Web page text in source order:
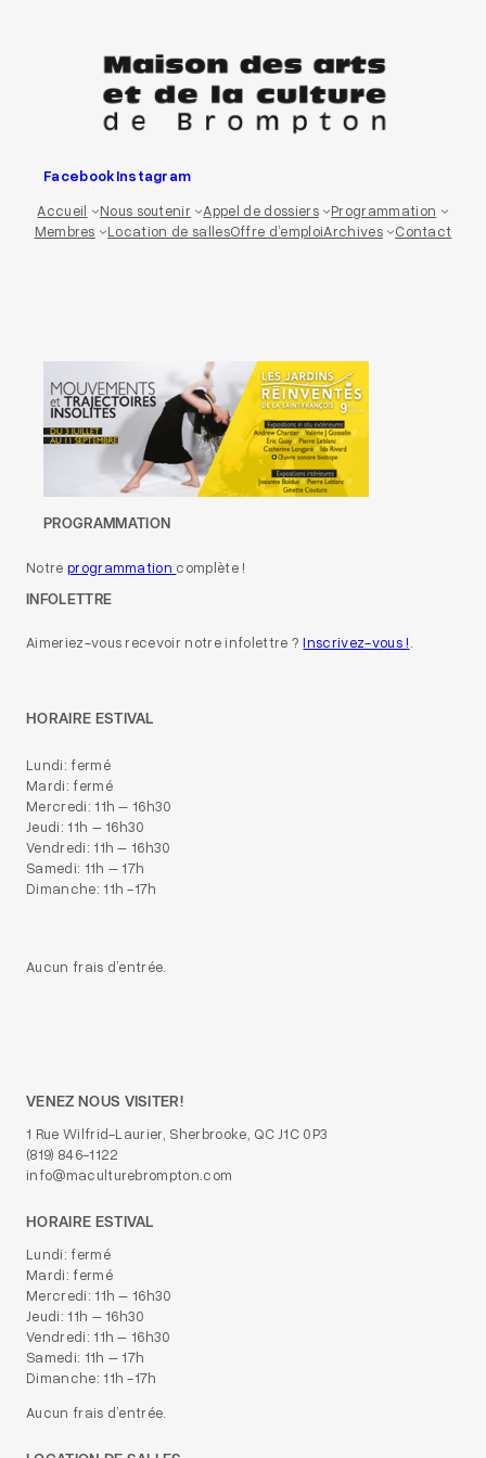
FacebookInstagram
Accueil
Nous soutenir Appel de dossiers
Programmation
Membres
Location de sallesOffre d’emploiArchives Contact
PROGRAMMATION
Notre programmation complète !
INFOLETTRE
Aimeriez-vous recevoir notre infolettre ?Inscrivez-vous !.
HORAIRE ESTIVAL
Lundi: fermé
Mardi: fermé
Mercredi: 11h – 16h30
Jeudi: 11h – 16h30
Vendredi: 11h – 16h30
Samedi: 11h – 17h
Dimanche: 11h -17h
Aucun frais d’entrée.
VENEZ NOUS VISITER!
1 Rue Wilfrid-Laurier, Sherbrooke, QC J1C 0P3
(819) 846-1122
info@maculturebrompton.com
HORAIRE ESTIVAL
Lundi: fermé
Mardi: fermé
Mercredi: 11h – 16h30
Jeudi: 11h – 16h30
Vendredi: 11h – 16h30
Samedi: 11h – 17h
Dimanche: 11h -17h
Aucun frais d’entrée.